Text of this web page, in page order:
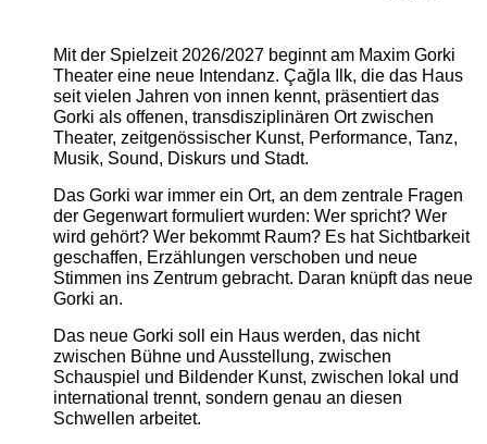
Mit der Spielzeit 2026/2027 beginnt am Maxim Gorki
Theater eine neue Intendanz. Çağla Ilk, die das Haus
seit vielen Jahren von innen kennt, präsentiert das
Gorki als offenen, transdisziplinären Ort zwischen
Theater, zeitgenössischer Kunst, Performance, Tanz,
Musik, Sound, Diskurs und Stadt.
Das Gorki war immer ein Ort, an dem zentrale Fragen
der Gegenwart formuliert wurden: Wer spricht? Wer
wird gehört? Wer bekommt Raum? Es hat Sichtbarkeit
geschaffen, Erzählungen verschoben und neue
Stimmen ins Zentrum gebracht. Daran knüpft das neue
Gorki an.
Das neue Gorki soll ein Haus werden, das nicht
zwischen Bühne und Ausstellung, zwischen
Schauspiel und Bildender Kunst, zwischen lokal und
international trennt, sondern genau an diesen
Schwellen arbeitet.